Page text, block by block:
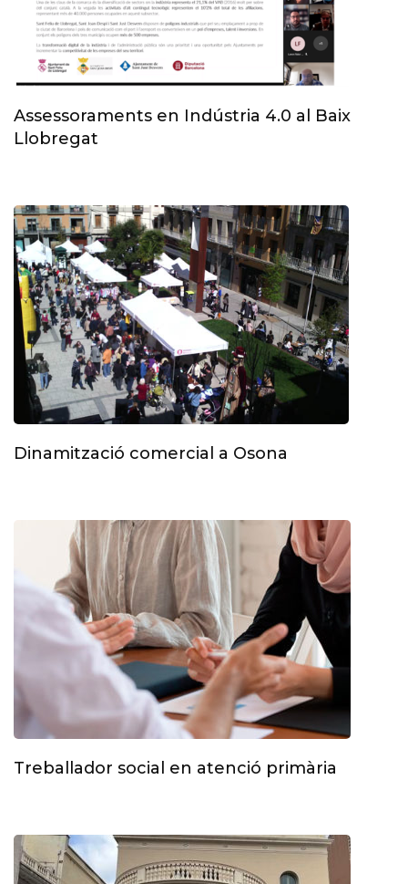
Assessoraments en Indústria 4.0 al Baix
Llobregat
Dinamització comercial a Osona
Treballador social en atenció primària